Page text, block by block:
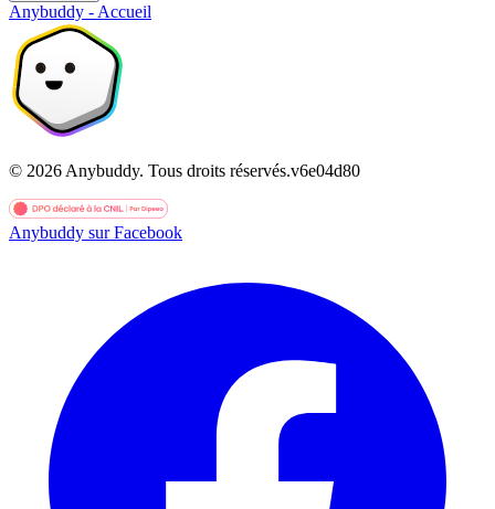
Anybuddy - Accueil
© 2026 Anybuddy. Tous droits réservés.v6e04d80
Anybuddy sur Facebook